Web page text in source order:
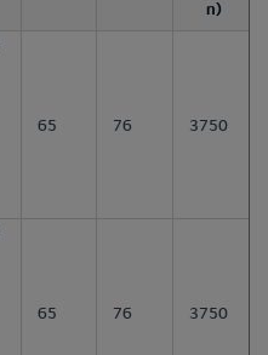
n)
65 76 3750
65 76 3750